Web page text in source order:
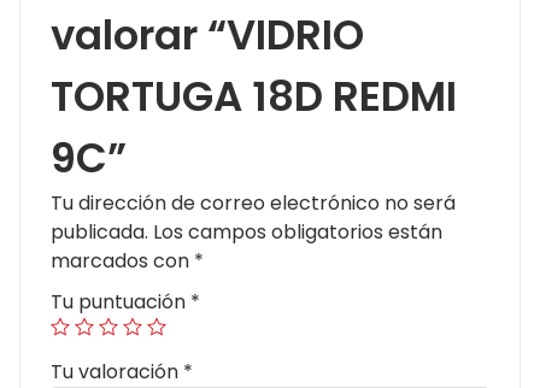
valorar “VIDRIO
TORTUGA 18D REDMI
9C”
Tu dirección de correo electrónico no será
publicada. Los campos obligatorios están
marcados con *
Tu puntuación *
Tu valoración *